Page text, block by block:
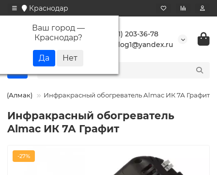
Краснодар
Ваш город —
Краснодар?
+7 (861) 203-36-78
buranlog1@yandex.ru
(Алмак) Инфракрасный обогреватель Almac ИК 7А Графит
Инфракрасный обогреватель
Almac ИК 7А Графит
-27%